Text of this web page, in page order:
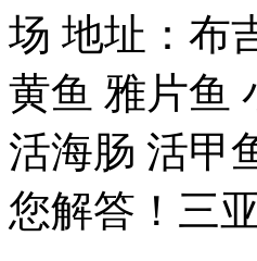
场 地址：布
黄鱼 雅片鱼
活海肠 活甲
您解答！三